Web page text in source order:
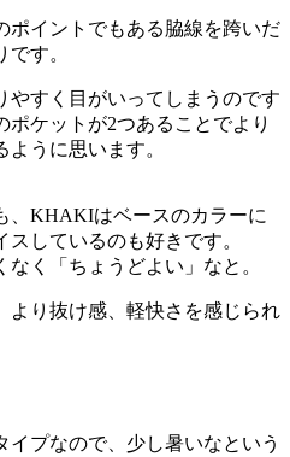
ポイントでもある脇線を跨いだ
す。
やすく目がいってしまうのです
ケットが2つあることでより
うに思います。
、KHAKIはベースのカラーに
しているのも好きです。
く「ちょうどよい」なと。
より抜け感、軽快さを感じられ
プなので、少し暑いなという